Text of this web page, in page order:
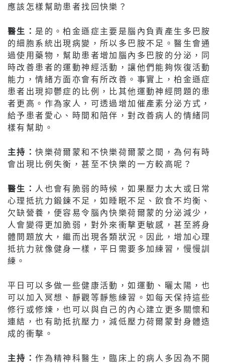
應該怎樣幫助患者找回快樂？
醫生： 是的。柏金遜症主要是腦內負責產生多巴胺
的細胞系統出現病變，所以多巴胺不足。醫生會通
過使用藥物，幫助患者增加腦內多巴胺的分泌，同
時改善患者的運動神經活動，讓他們能夠恢復活動
能力，情緒方面亦會有所改善。事實上，柏金遜症
患者出現抑鬱症的比例，比其他運動神經問題的患
者更高。作為家人，可透過增加催產素分泌方式，
給予患者愛心、時間和陪伴，對改善病人的情緒同
樣有幫助。
主持：快樂荷爾蒙和不快樂荷爾蒙之間，為何有時
會出現比例失衡，甚至不快樂的一方較高呢？
醫生： 人也會有脆弱的時候，如果壓力太大或日常
心理抵抗力鍛鍊不足，如睡眠不足、飲食不均衡、
欠缺營養，便容易令腦內快樂荷爾蒙的分泌減少，
人會變得更加脆弱，對外來衝擊更敏感，甚至將身
體問題放大，繼而出現各類狀況。因此，增加心理
抵抗力就像健身一樣，平日需要多加練習，慢慢訓
練。
平日可以多做一些健康活動，如運動、曬太陽，也
可以加入冥想、靜觀等靜態練習。如每天保持這些
修行或修煉，也可以與自己的內心建立更多關懷和
連結，也有助抵抗壓力，減低壓力荷爾蒙對身體造
成的衝擊。
主持：作為精神科醫生，臨床上的病人多因為不開